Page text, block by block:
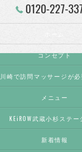
0120-227-
コンセプト
メニュー
KEiROW武蔵小杉ステー
新着情報